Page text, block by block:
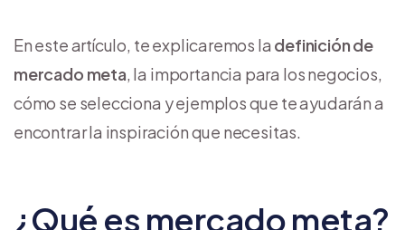
En este artículo, te explicaremos la definición de
mercado meta, la importancia para los negocios,
cómo se selecciona y ejemplos que te ayudarán a
encontrar la inspiración que necesitas.
¿Qué es mercado meta?